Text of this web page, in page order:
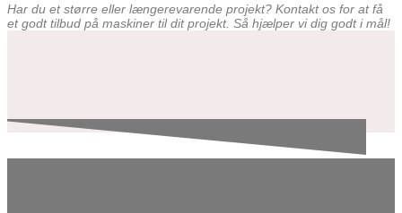
Har du et større eller længerevarende projekt? Kontakt os for at få
et godt tilbud på maskiner til dit projekt. Så hjælper vi dig godt i mål!